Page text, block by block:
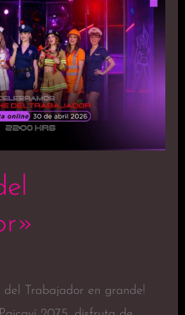
del Trabajador en grande!